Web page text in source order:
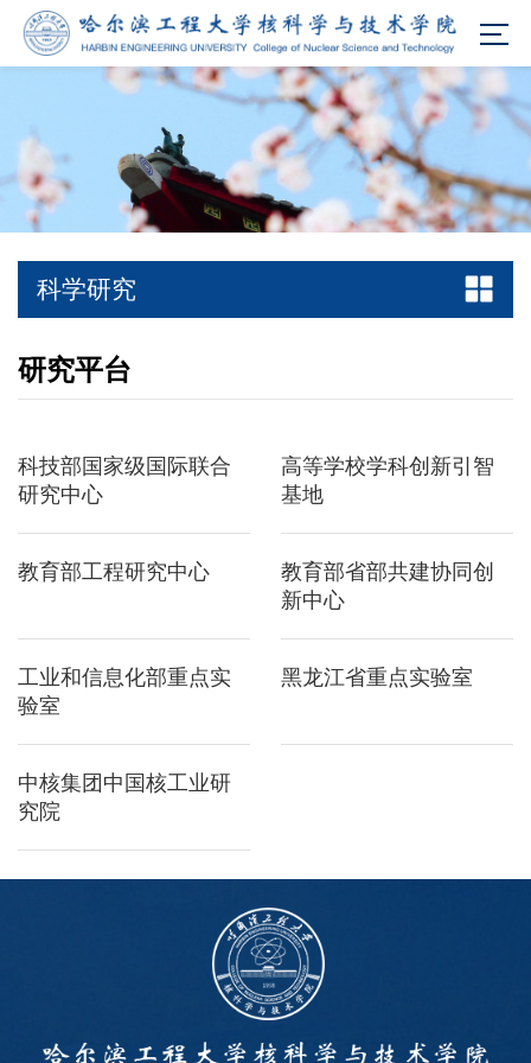
科学研究
研究平台
科技部国家级国际联合
研究中心
高等学校学科创新引智
基地
教育部工程研究中心
教育部省部共建协同创
新中心
工业和信息化部重点实
验室
黑龙江省重点实验室
中核集团中国核工业研
究院